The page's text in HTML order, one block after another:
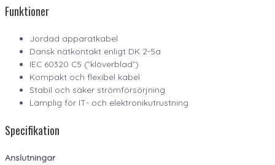
Funktioner
Jordad apparatkabel
Dansk nätkontakt enligt DK 2-5a
IEC 60320 C5 (”klöverblad”)
Kompakt och flexibel kabel
Stabil och säker strömförsörjning
Lämplig för IT- och elektronikutrustning
Specifikation
Anslutningar